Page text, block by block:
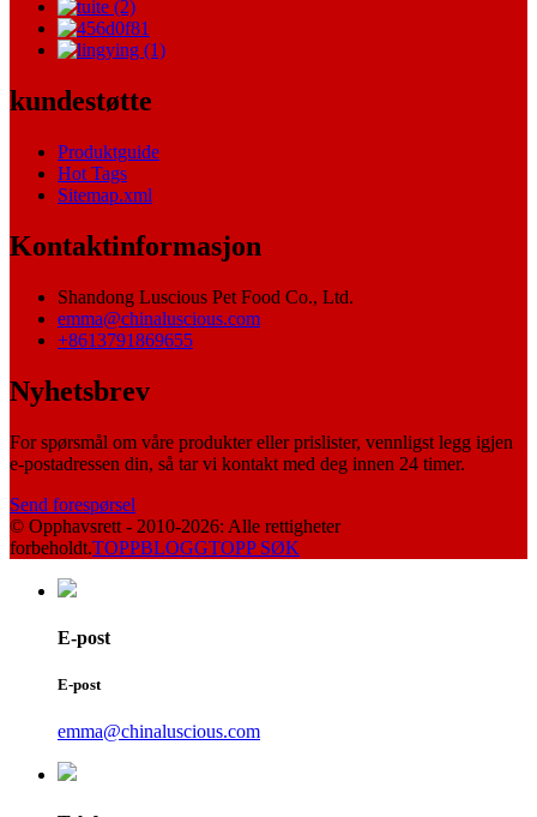
kundestøtte
Produktguide
Hot Tags
Sitemap.xml
Kontaktinformasjon
Shandong Luscious Pet Food Co., Ltd.
emma@chinaluscious.com
+8613791869655
Nyhetsbrev
For spørsmål om våre produkter eller prislister, vennligst legg igjen
e-postadressen din, så tar vi kontakt med deg innen 24 timer.
Send forespørsel
© Opphavsrett - 2010-2026: Alle rettigheter
forbeholdt.TOPPBLOGGTOPP SØK
E-post
E-post
emma@chinaluscious.com